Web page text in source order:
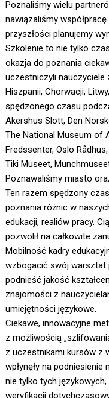
Poznaliśmy wielu
nawiązaliśmy
przyszłości planujemy
Szkolenie to nie tylko
okazja do poznania
uczestniczyli nauczyciele
Hiszpanii, Chorwacji,
spędzonego czasu
Akershus Slott, Den
The National Museum of
Fredssenter, Oslo
Tiki Museet,
Poznawaliśmy miasto
Ten razem spędzony
poznania różnic w
edukacji, realiów pracy.
pozwolił na całkowite
Mobilność kadry
wzbogacić swój warsztat
podnieść jakość
znajomości z
umiejętności językowe.
Ciekawe, innowacyjne
z możliwością
z uczestnikami kursów z
wpłynęły na
nie tylko tych
weryfikacji